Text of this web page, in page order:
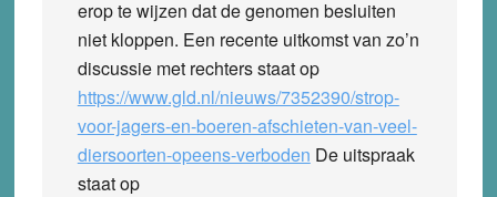
erop te wijzen dat de genomen besluiten
niet kloppen. Een recente uitkomst van zo’n
discussie met rechters staat op
https://www.gld.nl/nieuws/7352390/strop-
voor-jagers-en-boeren-afschieten-van-veel-
diersoorten-opeens-verboden De uitspraak
staat op